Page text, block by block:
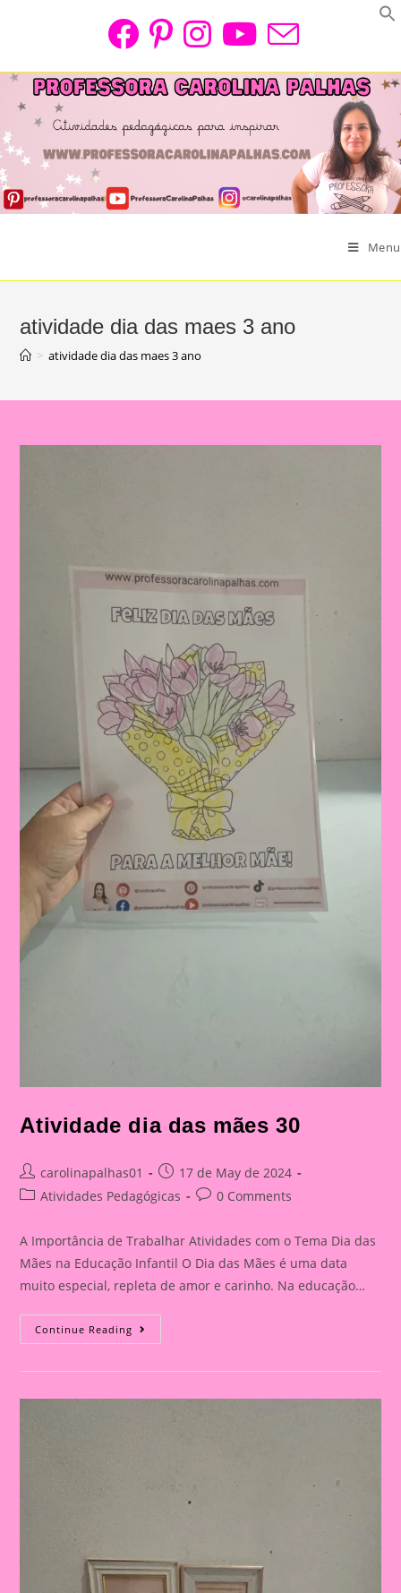
Menu
atividade dia das maes 3 ano
> atividade dia das maes 3 ano
Atividade dia das mães 30
Post
author:
carolinapalhas01
Post
published:
17 de May de 2024
PostAtividades Pedagógicas
Post0 Comments
A Importância de Trabalhar Atividades com o Tema Dia das
Mães na Educação Infantil O Dia das Mães é uma data
muito especial, repleta de amor e carinho. Na educação…
Continue Reading Atividade
Dia